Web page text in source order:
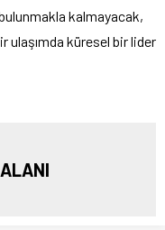
kalmayacak,
ulaşımda küresel bir lider